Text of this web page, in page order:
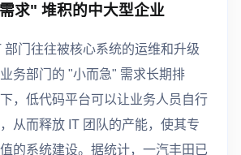
求" 堆积的中大型企业
部门往往被核心系统的运维和升级
务部门的 "小而急" 需求长期排
，低代码平台可以让业务人员自行
从而释放 IT 团队的产能，使其专
的系统建设。据统计，一汽丰田已